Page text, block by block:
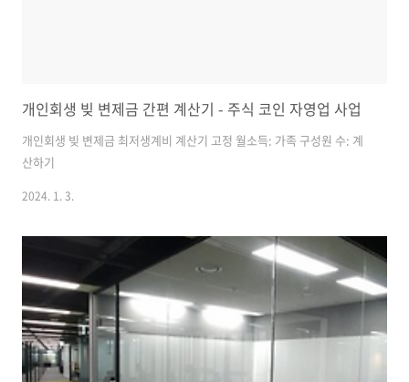
개인회생 빚 변제금 간편 계산기 - 주식 코인 자영업 사업
개인회생 빚 변제금 최저생계비 계산기 고정 월소득: 가족 구성원 수: 계
산하기
2024. 1. 3.